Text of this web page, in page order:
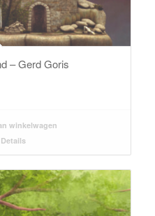
– Gerd Goris
winkelwagen